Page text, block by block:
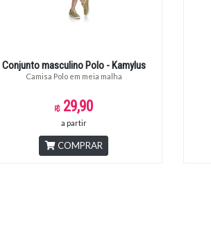
Conjunto masculino Polo - Kamylus
Camisa Polo em meia malha
29,90
a partir
COMPRAR